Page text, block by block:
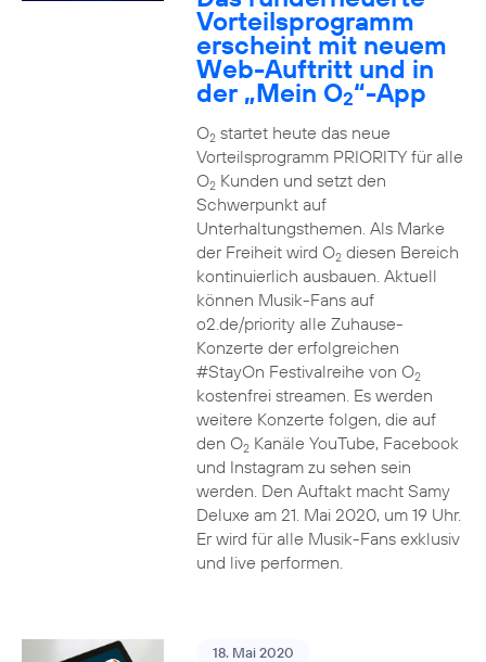
Vorteilsprogramm
erscheint mit neuem
Web-Auftritt und in
der „Mein O2“-App
O2startet heute das neue
Vorteilsprogramm PRIORITY für alle
O2Kunden und setzt den
Schwerpunkt auf
Unterhaltungsthemen. Als Marke
der Freiheit wird O2diesen Bereich
kontinuierlich ausbauen. Aktuell
können Musik-Fans auf
o2.de/priority alle Zuhause-
Konzerte der erfolgreichen
#StayOn Festivalreihe von O2
kostenfrei streamen. Es werden
weitere Konzerte folgen, die auf
den O2Kanäle YouTube, Facebook
und Instagram zu sehen sein
werden. Den Auftakt macht Samy
Deluxe am 21. Mai 2020, um 19 Uhr.
Er wird für alle Musik-Fans exklusiv
und live performen.
18. Mai 2020